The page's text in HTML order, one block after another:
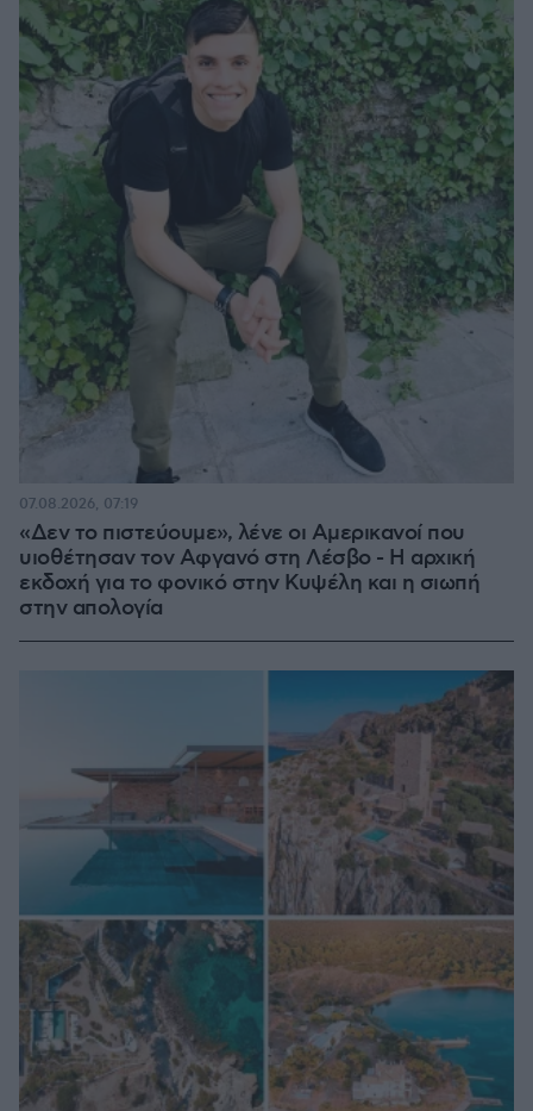
«Δεν το πιστεύουμε», λένε οι Αμερικανοί που
υιοθέτησαν τον Αφγανό στη Λέσβο - Η αρχική
εκδοχή για το φονικό στην Κυψέλη και η σιωπή
στην απολογία
07.08.2026, 07:19